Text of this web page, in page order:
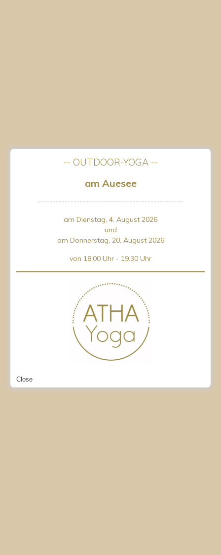
Close
-- OUTDOOR-YOGA --
am Auesee
-------------------------------------------------
am Dienstag, 4. August 2026
und
am Donnerstag, 20. August 2026
von 18.00 Uhr - 19.30 Uhr